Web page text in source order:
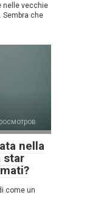
nelle vecchie
Sembra che
nella
star
come un